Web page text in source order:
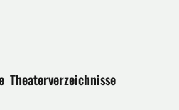
Theaterverzeichnisse